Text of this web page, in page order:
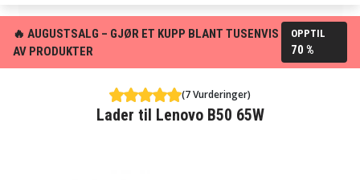
🔥 AUGUSTSALG – GJØR ET KUPP BLANT TUSENVIS
AV PRODUKTER
OPPTIL
70 %
(7 Vurderinger)
Lader til Lenovo B50 65W